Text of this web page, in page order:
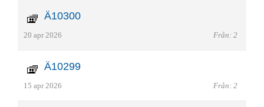
Ä10300
20 apr 2026 Från: 2
Ä10299
15 apr 2026 Från: 2